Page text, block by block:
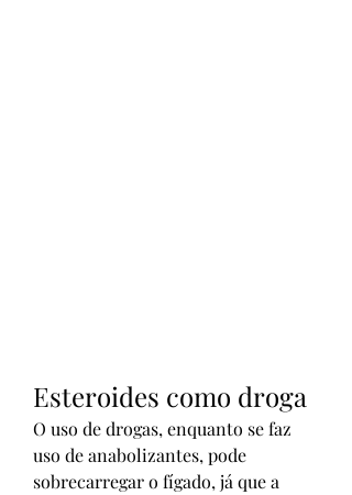
Esteroides como droga
O uso de drogas, enquanto se faz
uso de anabolizantes, pode
sobrecarregar o fígado, já que a